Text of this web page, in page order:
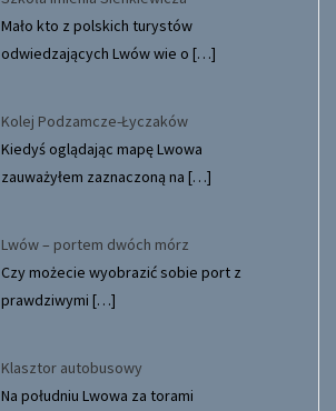
Mało kto z polskich turystów
odwiedzających Lwów wie o […]
Kolej Podzamcze-Łyczaków
Kiedyś oglądając mapę Lwowa
zauważyłem zaznaczoną na […]
Lwów – portem dwóch mórz
Czy możecie wyobrazić sobie port z
prawdziwymi […]
Klasztor autobusowy
Na południu Lwowa za torami